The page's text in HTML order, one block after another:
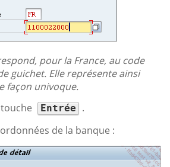
pour la France, au code
guichet. Elle représente ainsi
façon univoque.
Entrée
.
de la banque :